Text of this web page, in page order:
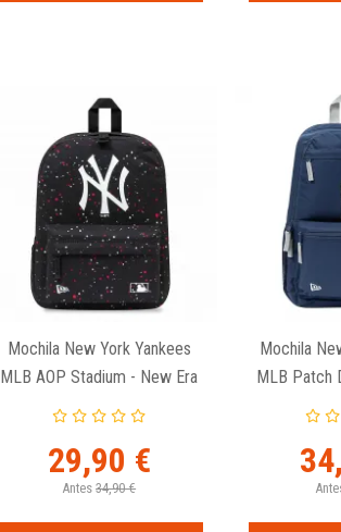
Mochila New York Yankees
MLB AOP Stadium - New Era
29,90 €
Antes 34,90 €
Mochila
MLB Patch